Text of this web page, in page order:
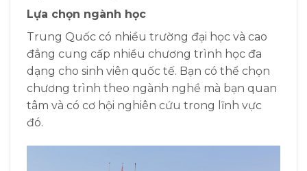
Lựa chọn ngành học
Trung Quốc có nhiều trường đại học và cao
đẳng cung cấp nhiều chương trình học đa
dạng cho sinh viên quốc tế. Bạn có thể chọn
chương trình theo ngành nghề mà bạn quan
tâm và có cơ hội nghiên cứu trong lĩnh vực
đó.